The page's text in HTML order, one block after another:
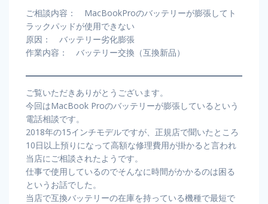
ご相談内容： MacBookProのバッテリーが膨張してト
ラックパッドが使用できない
原因： バッテリー劣化膨張
作業内容： バッテリー交換（互換新品）
ご覧いただきありがとうございます。
今回はMacBook Proのバッテリーが膨張しているという
電話相談です。
2018年の15インチモデルですが、正規店で聞いたところ
10日以上預りになって高額な修理費用が掛かると言われ
当店にご相談されたようです。
仕事で使用しているのでそんなに時間がかかるのは困る
というお話でした。
当店で互換バッテリーの在庫を持っている機種で最短で